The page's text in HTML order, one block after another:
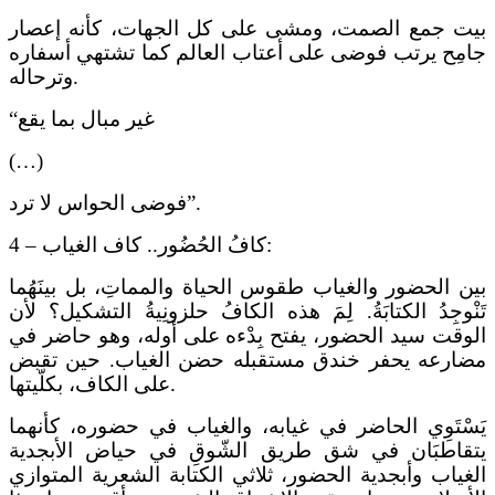
بيت جمع الصمت، ومشى على كل الجهات، كأنه إعصار
جامِح يرتب فوضى على أعتاب العالم كما تشتهي أسفاره
وترحاله.
“غير مبال بما يقع
(…)
فوضى الحواس لا ترد”.
4 – کافُ الحُضُور.. كاف الغياب:
بين الحضور والغياب طقوس الحياة والمماتِ، بل بينَهُما
تَنْوجِدُ الكتابَةُ. لِمَ هذه الكافُ حلزونِيةُ التشكيل؟ لأن
الوقت سيد الحضور، يفتح بِدْءه على أوله، وهو حاضر في
مضارعه يحفر خندق مستقبله حضن الغياب. حين تقبض
على الكاف، بكلّيتها.
يَسْتَوِي الحاضر في غيابه، والغياب في حضوره، كأنهما
يتقاطبَان في شق طريق الشّوقِ في حياض الأبجدية
الغياب وأبجدية الحضور، ثلاثي الكتابة الشعرية المتوازي